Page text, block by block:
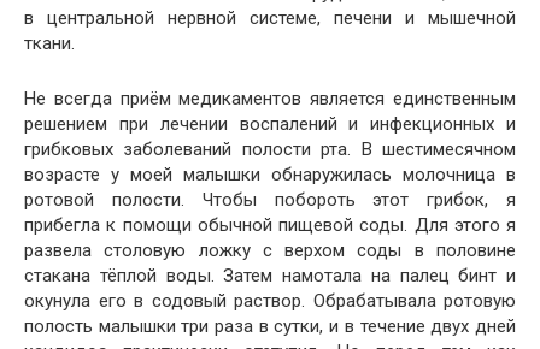
в центральной нервной системе, печени и мышечной
ткани.
Не всегда приём медикаментов является единственным
решением при лечении воспалений и инфекционных и
грибковых заболеваний полости рта. В шестимесячном
возрасте у моей малышки обнаружилась молочница в
ротовой полости. Чтобы побороть этот грибок, я
прибегла к помощи обычной пищевой соды. Для этого я
развела столовую ложку с верхом соды в половине
стакана тёплой воды. Затем намотала на палец бинт и
окунула его в содовый раствор. Обрабатывала ротовую
полость малышки три раза в сутки, и в течение двух дней